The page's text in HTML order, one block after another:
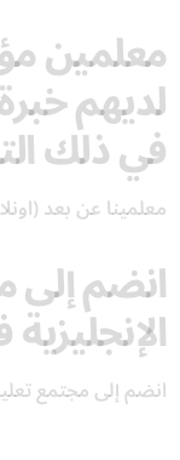
معلمين
لديهم
في ذلك
معلمينا عن بعد
انضم إلى
انضم إلى مجتمع